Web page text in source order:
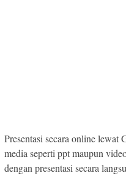
Presentasi secara online lewat
media seperti ppt maupun
dengan presentasi secara